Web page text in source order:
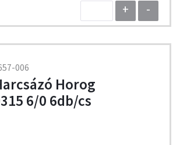
+
-
006
Horog
6/0 6db/cs